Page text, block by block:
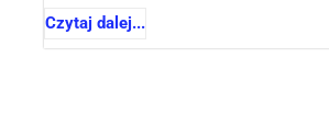
Czytaj dalej...